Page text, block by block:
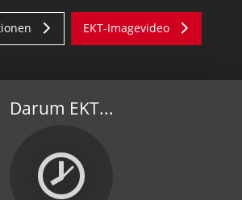
EKT-Imagevideo
Darum EKT...